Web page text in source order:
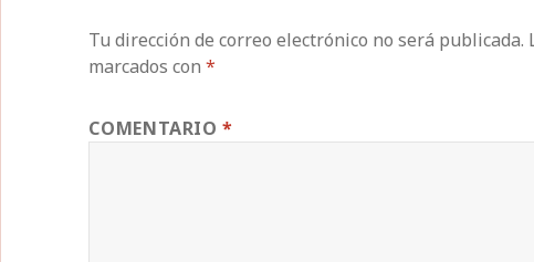
Tu dirección de correo electrónico no será publicada.
marcados con*
COMENTARIO*